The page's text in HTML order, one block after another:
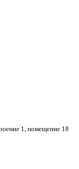
1, помещение 18